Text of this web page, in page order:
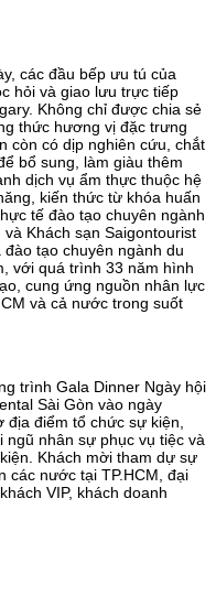
các đầu bếp ưu tú của
hỏi và giao lưu trực tiếp
Không chỉ được chia sẻ
thức hương vị đặc trưng
còn có dịp nghiên cứu, chắt
bổ sung, làm giàu thêm
dịch vụ ẩm thực thuộc hệ
kiến thức từ khóa huấn
tế đào tạo chuyên ngành
Khách sạn Saigontourist
tạo chuyên ngành du
với quá trình 33 năm hình
cung ứng nguồn nhân lực
và cả nước trong suốt
trình Gala Dinner Ngày hội
Sài Gòn vào ngày
điểm tổ chức sự kiện,
nhân sự phục vụ tiệc và
Khách mời tham dự sự
các nước tại TP.HCM, đại
VIP, khách doanh